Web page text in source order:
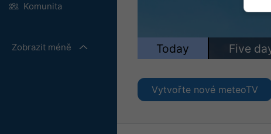
Komunita
Zobrazit méně
Vytvořte nové meteoTV